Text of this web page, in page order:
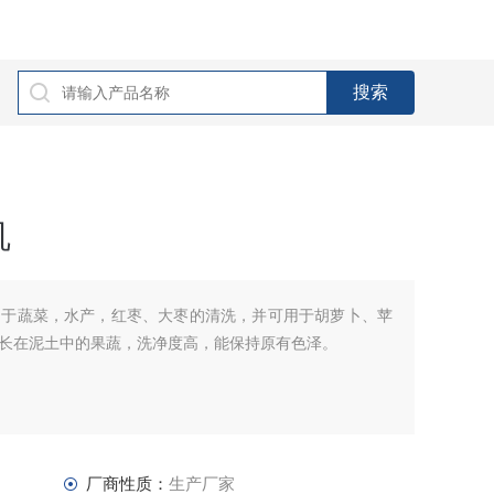
蔬菜，水产，红枣、大枣的清洗，并可用于胡萝卜、苹
泥土中的果蔬，洗净度高，能保持原有色泽。
厂商性质： 生产厂家